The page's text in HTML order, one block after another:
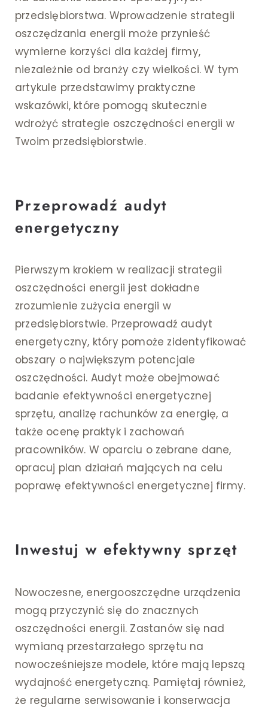
przedsiębiorstwa. Wprowadzenie strategii
oszczędzania energii może przynieść
wymierne korzyści dla każdej firmy,
niezależnie od branży czy wielkości. W tym
artykule przedstawimy praktyczne
wskazówki, które pomogą skutecznie
wdrożyć strategie oszczędności energii w
Twoim przedsiębiorstwie.
Przeprowadź audyt
energetyczny
Pierwszym krokiem w realizacji strategii
oszczędności energii jest dokładne
zrozumienie zużycia energii w
przedsiębiorstwie. Przeprowadź audyt
energetyczny, który pomoże zidentyfikować
obszary o największym potencjale
oszczędności. Audyt może obejmować
badanie efektywności energetycznej
sprzętu, analizę rachunków za energię, a
także ocenę praktyk i zachowań
pracowników. W oparciu o zebrane dane,
opracuj plan działań mających na celu
poprawę efektywności energetycznej firmy.
Inwestuj w efektywny sprzęt
Nowoczesne, energooszczędne urządzenia
mogą przyczynić się do znacznych
oszczędności energii. Zastanów się nad
wymianą przestarzałego sprzętu na
nowocześniejsze modele, które mają lepszą
wydajność energetyczną. Pamiętaj również,
że regularne serwisowanie i konserwacja